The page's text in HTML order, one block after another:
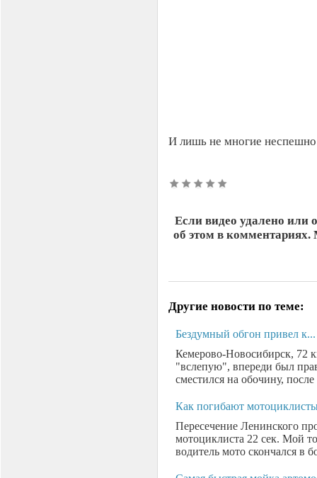
И лишь не многие
Если видео удалено или
об этом в комментариях.
Другие новости по теме:
Бездумный обгон привел к...
Кемерово-Новосибирск, 72
"вслепую", впереди был
сместился на обочину,
Как погибают
Пересечение Ленинского
мотоциклиста 22 сек. Мой
водитель мото скончался в